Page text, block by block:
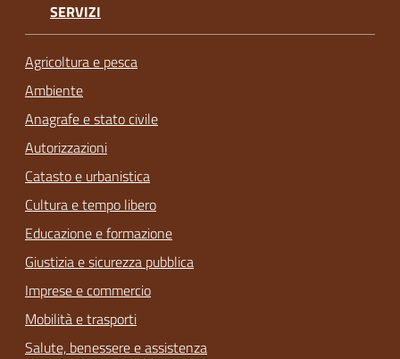
SERVIZI
Agricoltura e pesca
Ambiente
Anagrafe e stato civile
Autorizzazioni
Catasto e urbanistica
Cultura e tempo libero
Educazione e formazione
Giustizia e sicurezza pubblica
Imprese e commercio
Mobilità e trasporti
Salute, benessere e assistenza